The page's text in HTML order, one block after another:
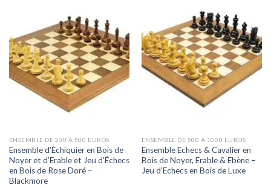
ENSEMBLE DE 200 À 500 EUROS
Ensemble d’Échiquier en Bois de
Noyer et d’Erable et Jeu d’Échecs
en Bois de Rose Doré –
Blackmore
ENSEMBLE DE 500 À 1000 EUROS
Ensemble Echecs & Cavalier en
Bois de Noyer, Erable & Ebène –
Jeu d’Echecs en Bois de Luxe